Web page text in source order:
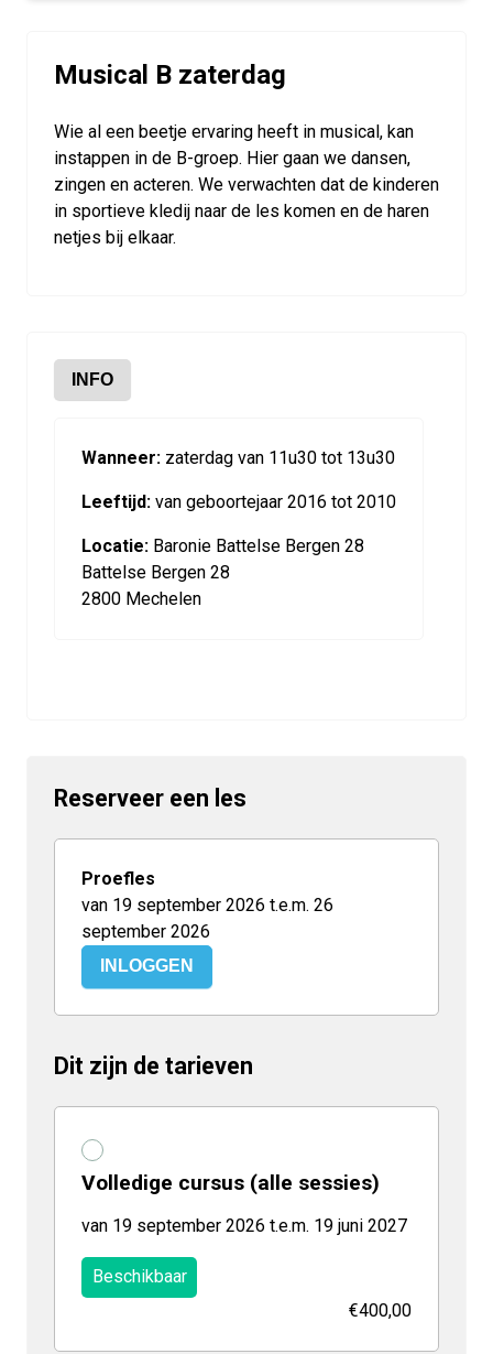
Musical B zaterdag
Wie al een beetje ervaring heeft in musical, kan
instappen in de B-groep. Hier gaan we dansen,
zingen en acteren. We verwachten dat de kinderen
in sportieve kledij naar de les komen en de haren
netjes bij elkaar.
INFO
Wanneer: zaterdag van 11u30 tot 13u30
Leeftijd: van geboortejaar 2016 tot 2010
Locatie: Baronie Battelse Bergen 28
Battelse Bergen 28
2800 Mechelen
Reserveer een les
Proefles
van 19 september 2026 t.e.m. 26
september 2026
INLOGGEN
Dit zijn de tarieven
Volledige cursus (alle sessies)
van 19 september 2026 t.e.m. 19 juni 2027
Beschikbaar
€400,00